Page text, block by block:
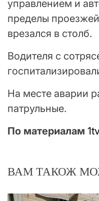
управлением и
пределы
врезался в столб.
Водителя с
На месте аварии
патрульные.
По материалам
ВАМ ТАКОЖ